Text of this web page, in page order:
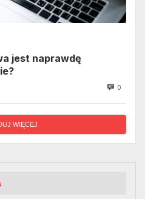
jest naprawdę
0
WIĘCEJ